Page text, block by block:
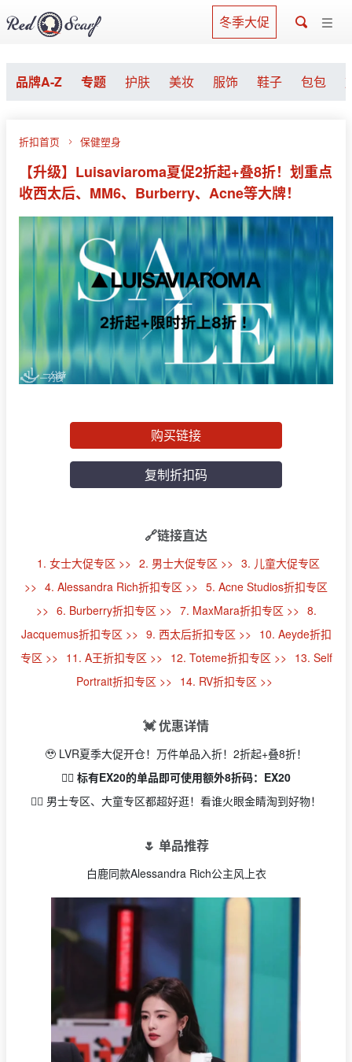
冬季大促
品牌A-Z 专题 护肤 美妆 服饰 鞋子 包包
折扣首页 保健塑身
【升级】Luisaviaroma夏促2折起+叠8折！划重点
收西太后、MM6、Burberry、Acne等大牌！
购买链接
复制折扣码
🔗链接直达
1. 女士大促专区 >> 2. 男士大促专区 >> 3. 儿童大促专区
>> 4. Alessandra Rich折扣专区 >> 5. Acne Studios折扣专区
>> 6. Burberry折扣专区 >> 7. MaxMara折扣专区 >> 8.
Jacquemus折扣专区 >> 9. 西太后折扣专区 >> 10. Aeyde折扣
专区 >> 11. A王折扣专区 >> 12. Toteme折扣专区 >> 13. Self
Portrait折扣专区 >> 14. RV折扣专区 >>
💓 优惠详情
🥹 LVR夏季大促开仓！万件单品入折！2折起+叠8折！
👉🏻 标有EX20的单品即可使用额外8折码：EX20
👉🏻 男士专区、大童专区都超好逛！看谁火眼金睛淘到好物！
🌷 单品推荐
白鹿同款Alessandra Rich公主风上衣